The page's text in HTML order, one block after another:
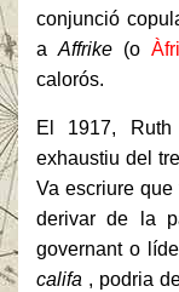
conjunció
a Affrike(o
calorós.
El 1917,
exhaustiu del
Va escriure que
derivar de la
governant o
califa , podria